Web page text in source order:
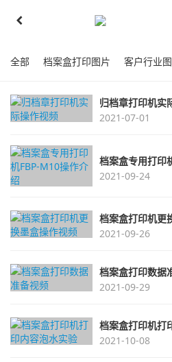
全部 档案盒打印图片 客户行业
归档章打印机实
2021-07-01
档案盒专用打印
2021-09-24
档案盒打印机更
2021-09-26
档案盒打印数据
2021-09-29
档案盒打印机打
2021-10-08